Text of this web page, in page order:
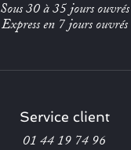
Sous 30 à 35 jours ouvrés
Express en 7 jours ouvrés
Service client
01 44 19 74 96